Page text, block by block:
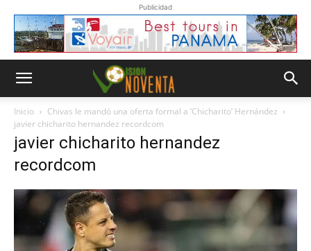
Publicidad
Inicio
Chivas le mandó una oferta formal a ‘Chicharito’ Hernández
javier chicharito hernandez recordcom
javier chicharito hernandez
recordcom